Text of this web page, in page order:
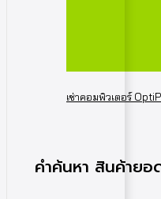
เช่าคอมพิวเตอร์
คำค้นหา สินค้ายอ